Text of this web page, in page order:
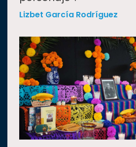
Lizbet García Rodríguez